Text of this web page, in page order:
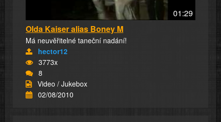
01:29
Olda Kaiser alias Boney M
Má neuvěřitelné taneční nadání!
hector12
3773x
8
Video / Jukebox
02/08/2010